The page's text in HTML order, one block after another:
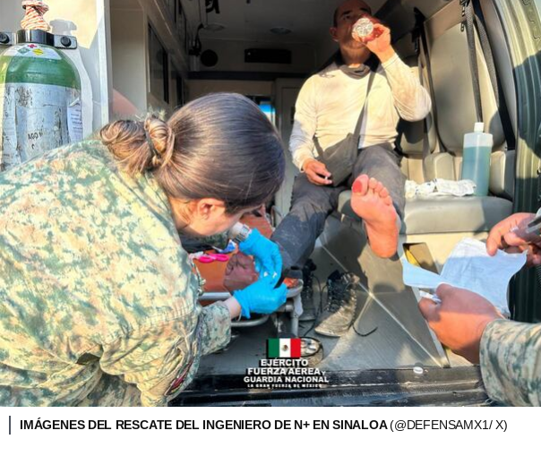
IMÁGENES DEL RESCATE DEL INGENIERO DE N+ EN SINALOA(@DEFENSAMX1/ X)